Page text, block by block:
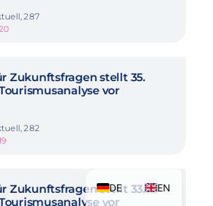
287
Zukunftsfragen stellt 35.
vor
282
Zukunftsfragen stellt 33.
vor
DE EN